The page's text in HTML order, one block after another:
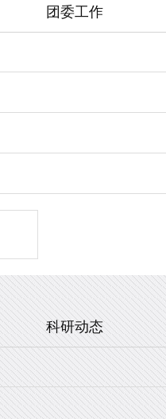
团委工作
科研动态